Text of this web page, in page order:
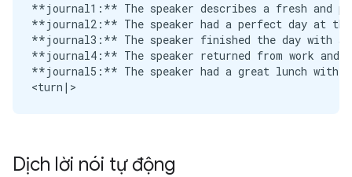
**journal1:** The speaker describes a fresh and
**journal2:** The speaker had a perfect day at
**journal3:** The speaker finished the day with a
**journal4:** The speaker returned from work
**journal5:** The speaker had a great lunch with
Dịch lời nói tự động